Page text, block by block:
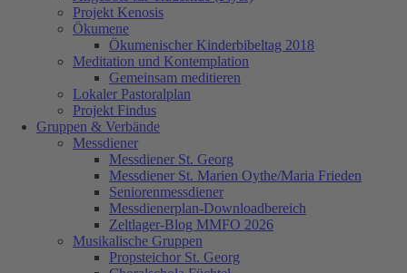
Projekt Kenosis
Ökumene
Ökumenischer Kinderbibeltag 2018
Meditation und Kontemplation
Gemeinsam meditieren
Lokaler Pastoralplan
Projekt Findus
Gruppen & Verbände
Messdiener
Messdiener St. Georg
Messdiener St. Marien Oythe/Maria Frieden
Seniorenmessdiener
Messdienerplan-Downloadbereich
Zeltlager-Blog MMFO 2026
Musikalische Gruppen
Propsteichor St. Georg